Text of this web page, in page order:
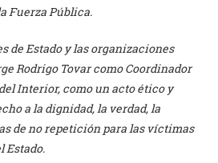
Fuerza Pública.
de Estado y las organizaciones
Rodrigo Tovar como Coordinador
Interior, como un acto ético y
a la dignidad, la verdad, la
de no repetición para las víctimas
Estado.